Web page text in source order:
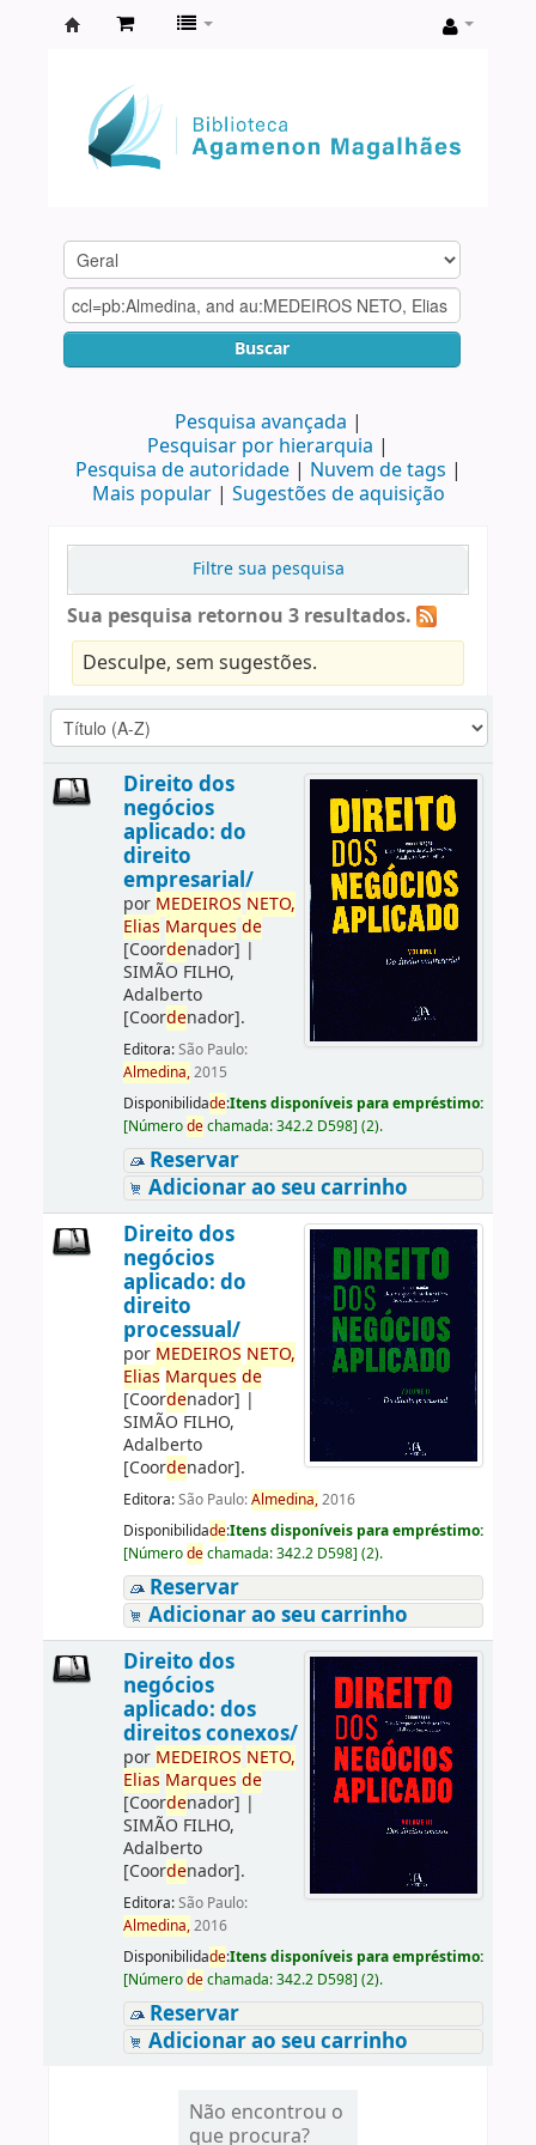
Agamenon
Magalhães
Buscar
Pesquisa avançada
Pesquisar por hierarquia
Pesquisa de autoridade
Nuvem de tags
Mais popular
Sugestões de aquisição
Filtre sua pesquisa
Sua pesquisa retornou 3 resultados.
Desculpe, sem sugestões.
Direito dos
negócios
aplicado: do
direito
empresarial/
por MEDEIROS NETO,
Elias Marques de
[Coordenador] |
SIMÃO FILHO,
Adalberto
[Coordenador].
Editora:São Paulo:
Almedina,2015
Disponibilidade:Itens disponíveis para empréstimo:
[Númerodechamada:342.2 D598] (2).
Reservar
Adicionar ao seu carrinho
Direito dos
negócios
aplicado: do
direito
processual/
por MEDEIROS NETO,
Elias Marques de
[Coordenador] |
SIMÃO FILHO,
Adalberto
[Coordenador].
Editora:São Paulo:Almedina,2016
Disponibilidade:Itens disponíveis para empréstimo:
[Númerodechamada:342.2 D598] (2).
Reservar
Adicionar ao seu carrinho
Direito dos
negócios
aplicado: dos
direitos conexos/
por MEDEIROS NETO,
Elias Marques de
[Coordenador] |
SIMÃO FILHO,
Adalberto
[Coordenador].
Editora:São Paulo:
Almedina,2016
Disponibilidade:Itens disponíveis para empréstimo:
[Númerodechamada:342.2 D598] (2).
Reservar
Adicionar ao seu carrinho
Não encontrou o
que procura?